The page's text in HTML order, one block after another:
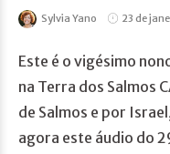
Sylvia Yano 23 de
Este é o vigésimo
na Terra dos Salmos
de Salmos e por
agora este áudio do